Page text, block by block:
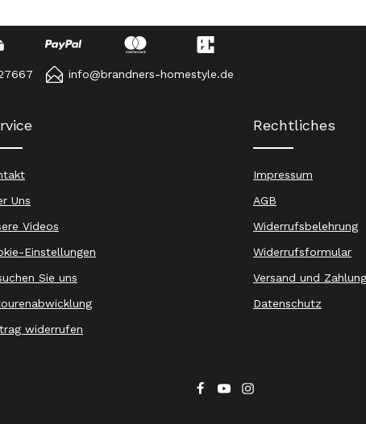
info@brandners-homestyle.de
Uns
Videos
Einstellungen
Sie uns
widerrufen
Rechtliches
Impressum
AGB
Widerrufsbelehrung
Widerrufsformular
Versand und
Datenschutz